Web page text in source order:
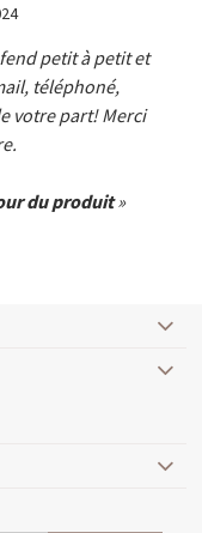
petit à petit et
téléphoné,
votre part! Merci
du produit